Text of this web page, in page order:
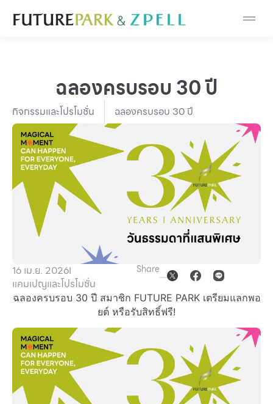
Cosmetic
Fashion
Food
Furniture
Gold & Jewelry
IT
Other
School
Service
Superstores
ฉลองครบรอบ 30 ปี
กิจกรรมและโปรโมชั่น ฉลองครบรอบ 30 ปี
16 เม.ย. 2026I
แคมเปญและโปรโมชั่น
Share
ฉลองครบรอบ 30 ปี สมาชิก FUTURE PARK เตรียมแลกพอ
ยต์ หรือรับสิทธิ์ฟรี!